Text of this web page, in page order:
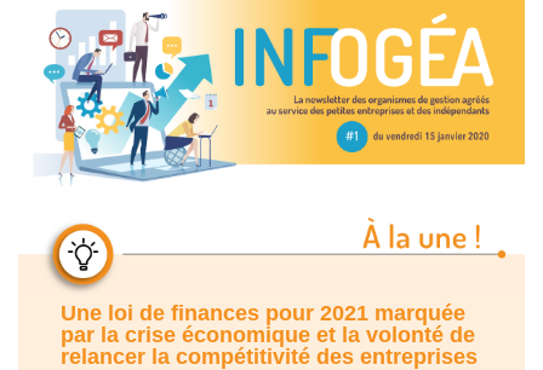
Une loi de finances pour 2021 marquée
par la crise économique et la volonté de
relancer la compétitivité des entreprises